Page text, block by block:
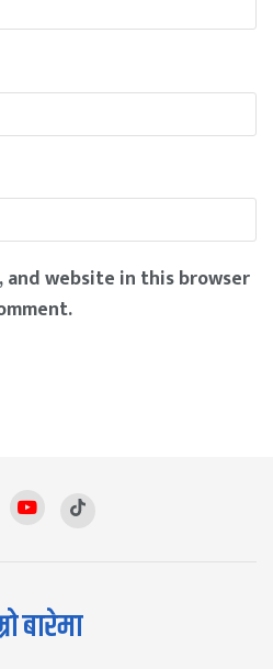
and website in this browser
बारेमा